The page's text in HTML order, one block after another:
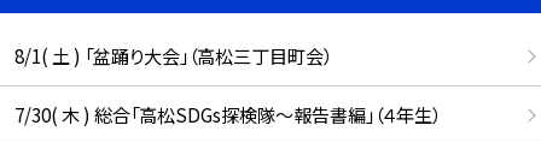
8/1( 土 ) 「盆踊り大会」（高松三丁目町会）
7/30( 木 ) 総合「高松SDGs探検隊〜報告書編」（４年生）